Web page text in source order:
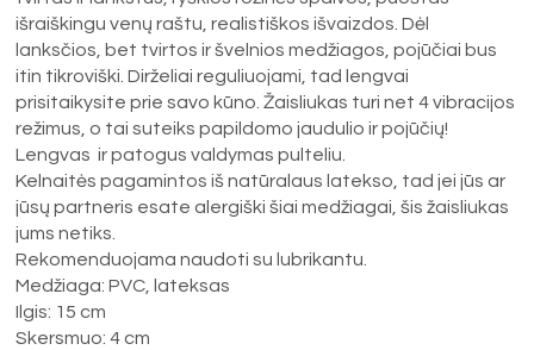
išraiškingu venų raštu, realistiškos išvaizdos. Dėl
lanksčios, bet tvirtos ir švelnios medžiagos, pojūčiai bus
itin tikroviški. Dirželiai reguliuojami, tad lengvai
prisitaikysite prie savo kūno. Žaisliukas turi net 4 vibracijos
režimus, o tai suteiks papildomo jaudulio ir pojūčių!
Lengvas ir patogus valdymas pulteliu.
Kelnaitės pagamintos iš natūralaus latekso, tad jei jūs ar
jūsų partneris esate alergiški šiai medžiagai, šis žaisliukas
jums netiks.
Rekomenduojama naudoti su lubrikantu.
Medžiaga: PVC, lateksas
Ilgis: 15 cm
Skersmuo: 4 cm